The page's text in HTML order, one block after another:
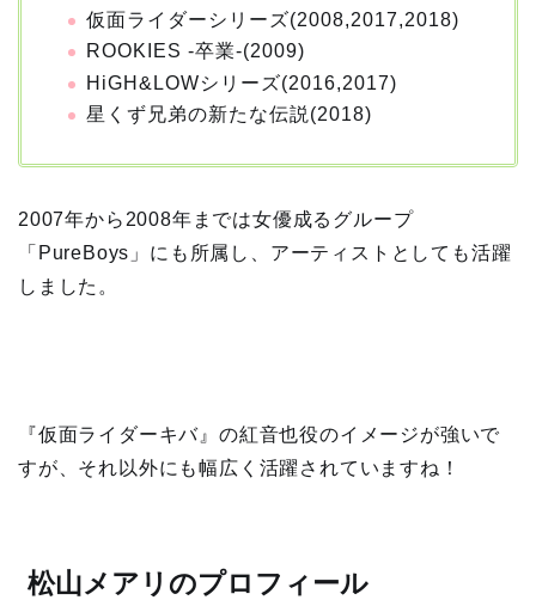
仮面ライダーシリーズ(2008,2017,2018)
ROOKIES -卒業-(2009)
HiGH&LOWシリーズ(2016,2017)
星くず兄弟の新たな伝説(2018)
2007年から2008年までは女優成るグループ
「PureBoys」にも所属し、アーティストとしても活躍
しました。
『仮面ライダーキバ』の紅音也役のイメージが強いで
すが、それ以外にも幅広く活躍されていますね！
松山メアリのプロフィール